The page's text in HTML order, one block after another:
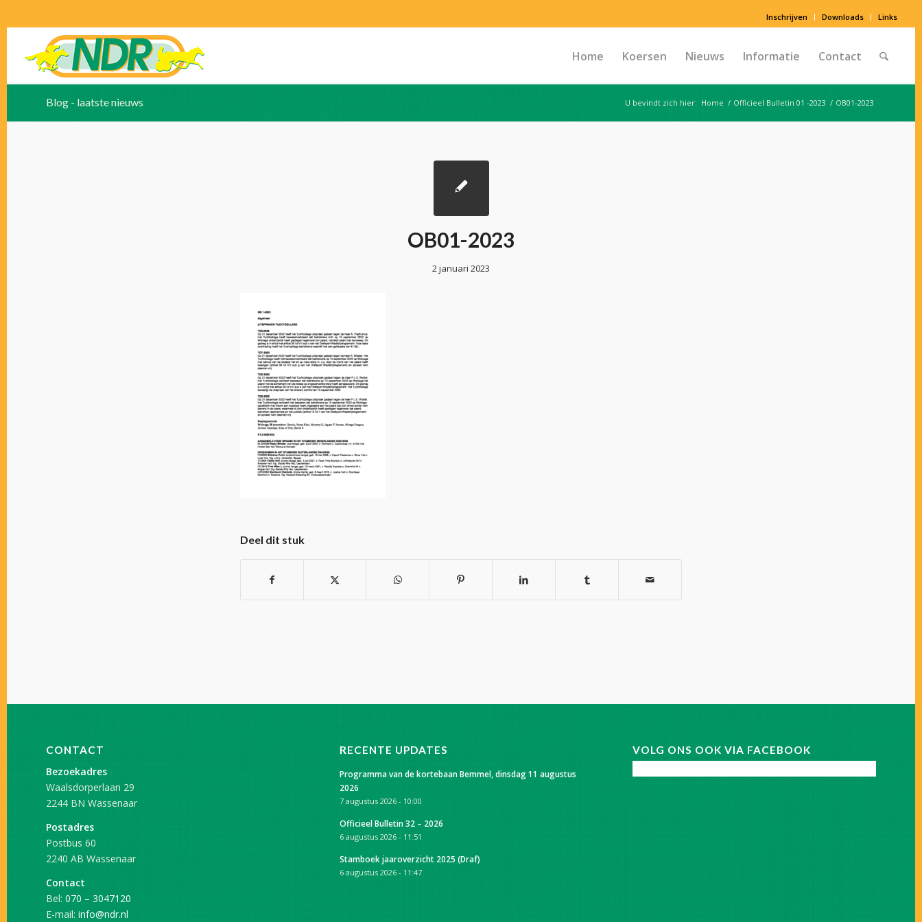
Inschrijven Downloads Links
Home Koersen Nieuws Informatie Contact
Blog - laatste nieuws U bevindt zich hier: Home / Officieel Bulletin 01 -2023 / OB01-2023
OB01-2023
2 januari 2023
Deel dit stuk
CONTACT
Bezoekadres
Waalsdorperlaan 29
2244 BN Wassenaar
Postadres
Postbus 60
2240 AB Wassenaar
Contact
Bel: 070 – 3047120
E-mail: info@ndr.nl
RECENTE UPDATES
Programma van de kortebaan Bemmel, dinsdag 11 augustus
2026
7 augustus 2026 - 10:00
Officieel Bulletin 32 – 2026
6 augustus 2026 - 11:51
Stamboek jaaroverzicht 2025 (Draf)
6 augustus 2026 - 11:47
VOLG ONS OOK VIA FACEBOOK